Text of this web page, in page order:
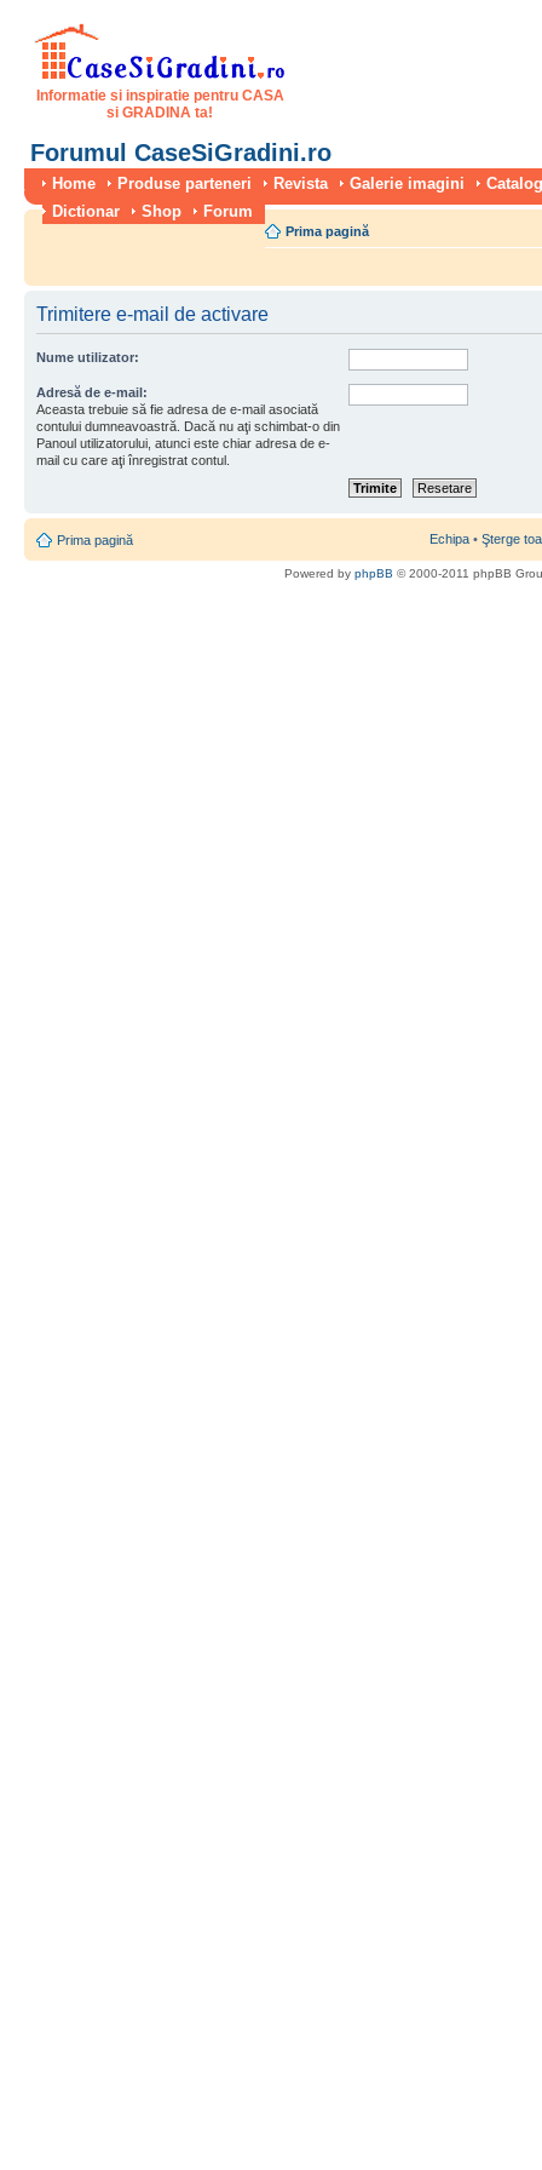
Informatie si inspiratie pentru CASA
si GRADINA ta!
Forumul CaseSiGradini.ro
Home Produse parteneri Revista Galerie imagini
Dictionar
Shop Forum
Prima pagină
Trimitere e-mail de activare
Nume utilizator:
Adresă de e-mail:
Aceasta trebuie să fie adresa de e-mail asociată
contului dumneavoastră. Dacă nu aţi schimbat-o din
Panoul utilizatorului, atunci este chiar adresa de e-
mail cu care aţi înregistrat contul.
Prima pagină Echipa • Şterge
Powered by phpBB © 2000-2011 phpBB